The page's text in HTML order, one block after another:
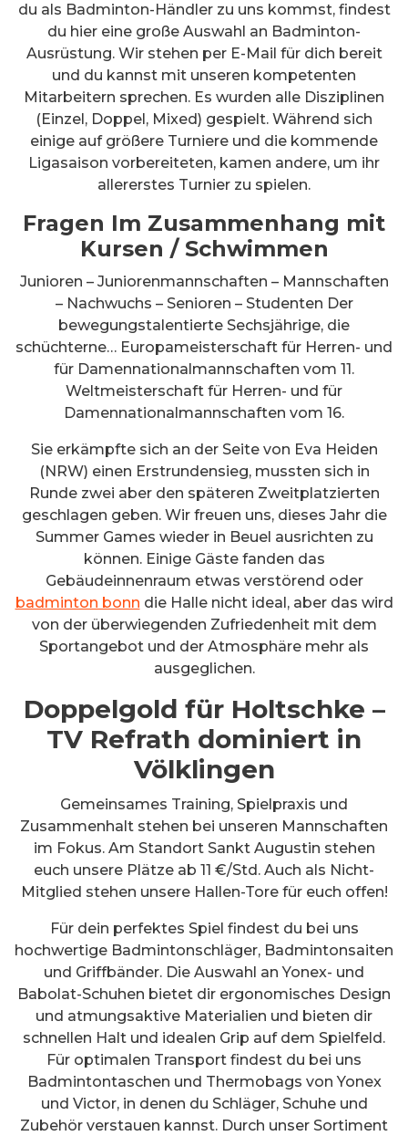
du als Badminton-Händler zu uns kommst, findest
du hier eine große Auswahl an Badminton-
Ausrüstung. Wir stehen per E-Mail für dich bereit
und du kannst mit unseren kompetenten
Mitarbeitern sprechen. Es wurden alle Disziplinen
(Einzel, Doppel, Mixed) gespielt. Während sich
einige auf größere Turniere und die kommende
Ligasaison vorbereiteten, kamen andere, um ihr
allererstes Turnier zu spielen.
Fragen Im Zusammenhang mit
Kursen / Schwimmen
Junioren – Juniorenmannschaften – Mannschaften
– Nachwuchs – Senioren – Studenten Der
bewegungstalentierte Sechsjährige, die
schüchterne… Europameisterschaft für Herren- und
für Damennationalmannschaften vom 11.
Weltmeisterschaft für Herren- und für
Damennationalmannschaften vom 16.
Sie erkämpfte sich an der Seite von Eva Heiden
(NRW) einen Erstrundensieg, mussten sich in
Runde zwei aber den späteren Zweitplatzierten
geschlagen geben. Wir freuen uns, dieses Jahr die
Summer Games wieder in Beuel ausrichten zu
können. Einige Gäste fanden das
Gebäudeinnenraum etwas verstörend oder
badminton bonn die Halle nicht ideal, aber das wird
von der überwiegenden Zufriedenheit mit dem
Sportangebot und der Atmosphäre mehr als
ausgeglichen.
Doppelgold für Holtschke –
TV Refrath dominiert in
Völklingen
Gemeinsames Training, Spielpraxis und
Zusammenhalt stehen bei unseren Mannschaften
im Fokus. Am Standort Sankt Augustin stehen
euch unsere Plätze ab 11 €/Std. Auch als Nicht-
Mitglied stehen unsere Hallen-Tore für euch offen!
Für dein perfektes Spiel findest du bei uns
hochwertige Badmintonschläger, Badmintonsaiten
und Griffbänder. Die Auswahl an Yonex- und
Babolat-Schuhen bietet dir ergonomisches Design
und atmungsaktive Materialien und bieten dir
schnellen Halt und idealen Grip auf dem Spielfeld.
Für optimalen Transport findest du bei uns
Badmintontaschen und Thermobags von Yonex
und Victor, in denen du Schläger, Schuhe und
Zubehör verstauen kannst. Durch unser Sortiment